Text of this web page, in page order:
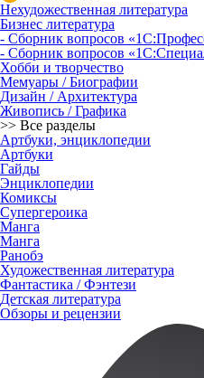
Нехудожественная литература
Бизнес литература
- Сборник вопросов
- Сборник вопросов
Хобби и творчество
Мемуары / Биографии
Дизайн / Архитектура
Живопись / Графика
>> Все разделы
Артбуки, энциклопедии
Артбуки
Гайды
Энциклопедии
Комиксы
Супергероика
Манга
Манга
Ранобэ
Художественная литература
Фантастика / Фэнтези
Детская литература
Обзоры и рецензии